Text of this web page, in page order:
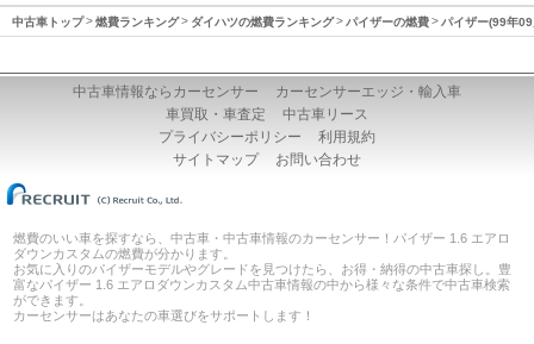
中古車トップ 燃費ランキング ダイハツの燃費ランキング パイザーの燃費 パイザー(99年
中古車情報ならカーセンサー
カーセンサーエッジ・輸入車
車買取・車査定
中古車リース
プライバシーポリシー
利用規約
サイトマップ
お問い合わせ
燃費のいい車を探すなら、中古車・中古車情報のカーセンサー！パイザー 1.6 エアロ
ダウンカスタムの燃費が分かります。
お気に入りのパイザーモデルやグレードを見つけたら、お得・納得の中古車探し。豊
富なパイザー 1.6 エアロダウンカスタム中古車情報の中から様々な条件で中古車検索
ができます。
カーセンサーはあなたの車選びをサポートします！